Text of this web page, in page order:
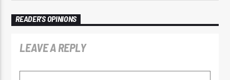
READER'S OPINIONS
LEAVE A REPLY